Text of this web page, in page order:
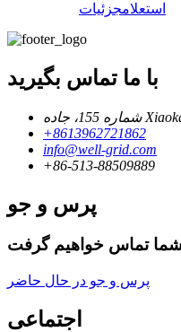
استعلامجزئیات
با ما تماس بگیرید
+8613962721862
info@well-grid.com
+86-513-88509889
پرس و جو
پرس و جو در حال حاضر
اجتماعی